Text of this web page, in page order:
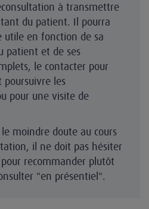
à transmettre
du patient. Il pourra
utile en fonction de sa
patient et de ses
le contacter pour
les
pour une visite de
moindre doute au cours
il ne doit pas hésiter
recommander plutôt
"en présentiel".